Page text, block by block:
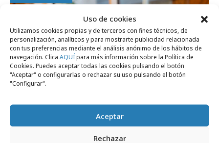
Uso de cookies
Utilizamos cookies propias y de terceros con fines técnicos, de
personalización, analíticos y para mostrarte publicidad relacionada
con tus preferencias mediante el análisis anónimo de los hábitos de
navegación. Clica AQUÍpara más información sobre la Política de
Cookies. Puedes aceptar todas las cookies pulsando el botón
"Aceptar" o configurarlas o rechazar su uso pulsando el botón
"Configurar".
Aceptar
Rechazar